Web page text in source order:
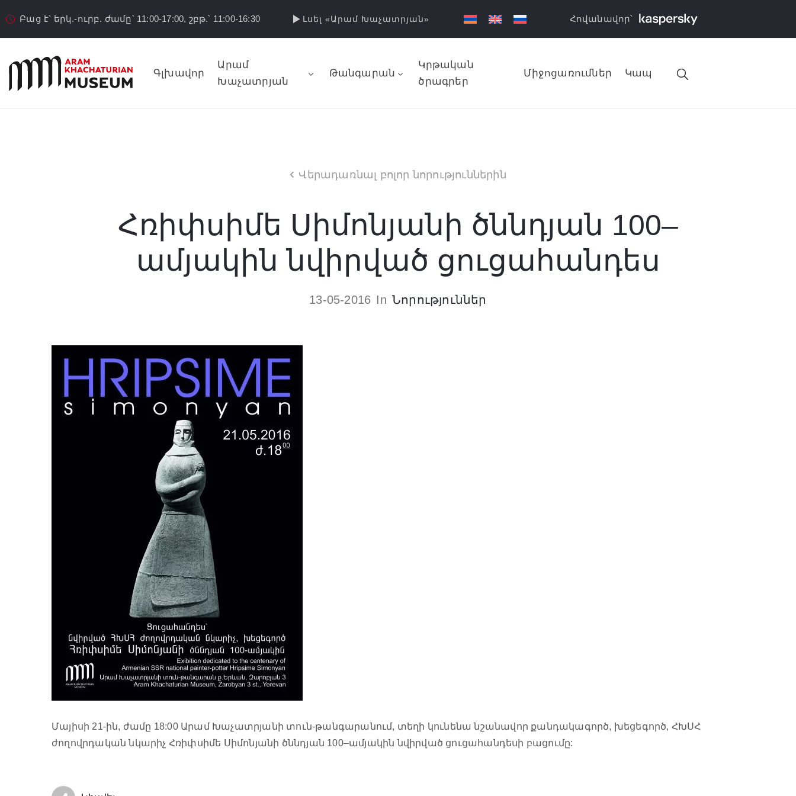
Բաց է՝ երկ.-ուրբ. ժամը՝ 11:00-17:00, շբթ.՝ 11:00-16:30 Լսել «Արամ Խաչատրյան» Հովանավոր՝
Գլխավոր
Արամ
Խաչատրյան
Թանգարան
Կրթական
ծրագրեր
Միջոցառումներ Կապ
Վերադառնալ բոլոր նորություններին
Հռիփսիմե Սիմոնյանի ծննդյան 100–
ամյակին նվիրված ցուցահանդես
13-05-2016 In Նորություններ
Մայիսի 21-ին, ժամը 18:00 Արամ Խաչատրյանի տուն-թանգարանում, տեղի կունենա նշանավոր քանդակագործ, խեցեգործ, ՀԽՍՀ
ժողովրդական նկարիչ Հռիփսիմե Սիմոնյանի ծննդյան 100–ամյակին նվիրված ցուցահանդեսի բացումը: